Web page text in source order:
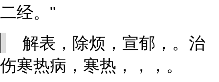
二经。"
解表，除烦，宣郁，。治
伤寒热病，寒热，，，。